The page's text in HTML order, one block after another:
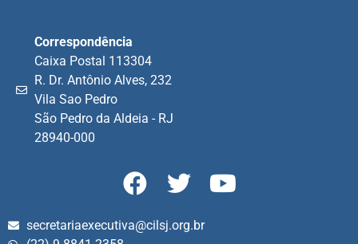
Correspondência
Caixa Postal 113304
R. Dr. Antônio Alves, 232
Vila Sao Pedro
São Pedro da Aldeia - RJ
28940-000
secretariaexecutiva@cilsj.org.br